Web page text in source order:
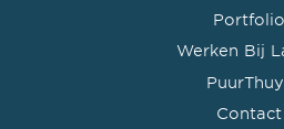
Portfolio
Werken Bij
Contact